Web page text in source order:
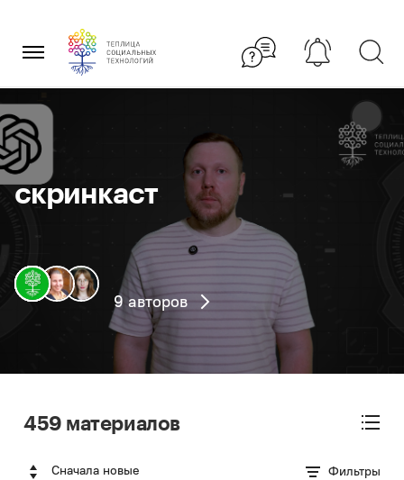
скринкаст
9 авторов
459 материалов
Сначала новые Фильтры